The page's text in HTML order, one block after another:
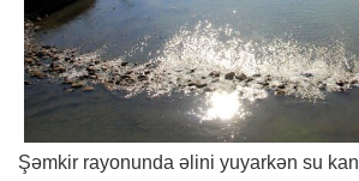
Şəmkir rayonunda əlini yuyarkən su